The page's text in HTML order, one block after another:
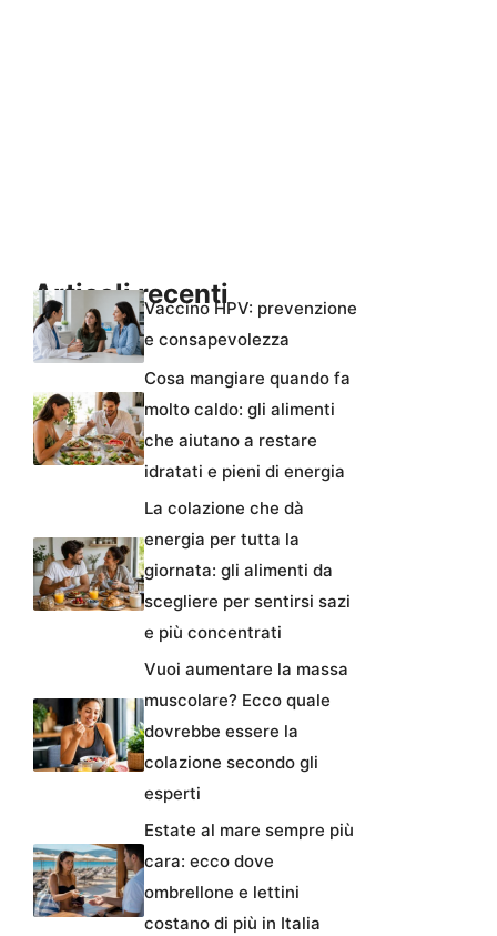
Articoli recentiVaccino HPV: prevenzione
e consapevolezza
Cosa mangiare quando fa
molto caldo: gli alimenti
che aiutano a restare
idratati e pieni di energia
La colazione che dà
energia per tutta la
giornata: gli alimenti da
scegliere per sentirsi sazi
e più concentrati
Vuoi aumentare la massa
muscolare? Ecco quale
dovrebbe essere la
colazione secondo gli
esperti
Estate al mare sempre più
cara: ecco dove
ombrellone e lettini
costano di più in Italia